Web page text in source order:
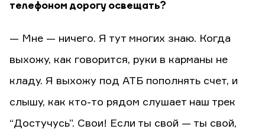
телефоном дорогу освещать?
— Мне — ничего. Я тут многих знаю. Когда
выхожу, как говорится, руки в карманы не
кладу. Я выхожу под АТБ пополнять счет, и
слышу, как кто-то рядом слушает наш трек
“Достучусь”. Свои! Если ты свой — ты свой,